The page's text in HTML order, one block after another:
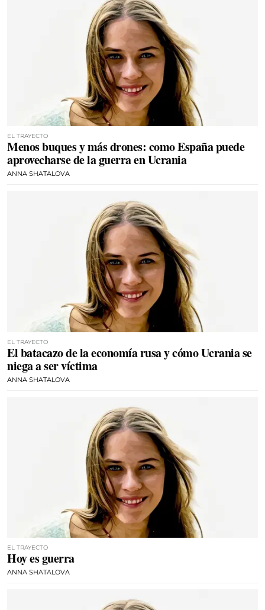
EL TRAYECTO
Menos buques y más drones: como España puede
aprovecharse de la guerra en Ucrania
ANNA SHATALOVA
EL TRAYECTO
El batacazo de la economía rusa y cómo Ucrania se
niega a ser víctima
ANNA SHATALOVA
EL TRAYECTO
Hoy es guerra
ANNA SHATALOVA